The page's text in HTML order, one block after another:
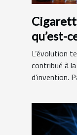
qu’est-
L’évolution
contribué à
d’invention.